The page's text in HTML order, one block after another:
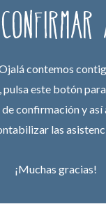
contemos
pulsa este botón
confirmación y así
las
¡Muchas gracias!